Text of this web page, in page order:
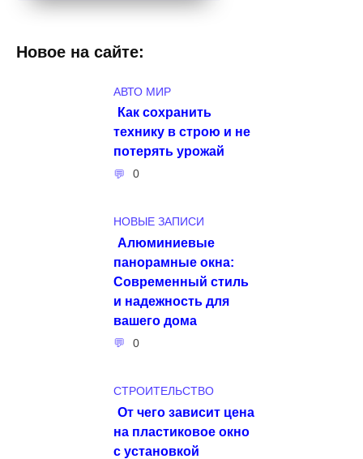
Новое на сайте:
АВТО МИР
Как сохранить
технику в строю и не
потерять урожай
0
НОВЫЕ ЗАПИСИ
Алюминиевые
панорамные окна:
Современный стиль
и надежность для
вашего дома
0
СТРОИТЕЛЬСТВО
От чего зависит цена
на пластиковое окно
с установкой